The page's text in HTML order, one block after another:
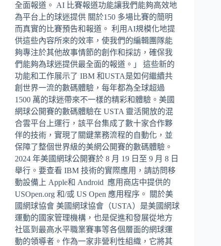
全面報道。 AI 比賽報道功能讓我們能夠高效地
為平台上的球迷提供 關於150 多場比賽的簡明
而真實的比賽預告和報道。 利用AI規模化地提
供這些內容所來的效率，使我們的編輯團隊能
夠專注於其他故事情節的創作和採訪，確保我
們能夠為球迷提供最全面的報道。」 這些新的
功能和工作展示了 IBM 和USTA是如何繼續共
創世界一流的數碼體驗，每年都為全球超過
1500 萬的球迷帶來不一樣的精彩和體驗。美國
網球公開賽的數碼體驗在 USTA 靈活開放的混
合雲平台上運行，該平台集成了數十家合作夥
伴的技術，實現了關鍵業務流程的自動化，並
保障了整個世界級的美網公開賽的數碼體驗。
2024 年美國網球公開賽於 8 月 19 日至 9 月 8 日
舉行。要查看 IBM 技術的實際應用，請訪問移
動設備上 Apple和 Android 應用商店中提供的
USOpen.org 和/或 US Open 應用程序。 關於美
國網球協會 美國網球協會（USTA）是美國網球
運動的國家管理機構，也是促進和發展從地方
社區到最高水平職業賽事等各個層面的網球運
動的領導者。作為一家非營利性組織，它將其